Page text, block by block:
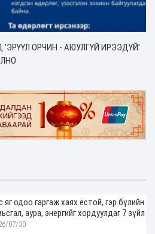
ОРЧИН - АЮУЛГҮЙ ИРЭЭДҮЙ'
яг одоо гаргаж хаях ёстой, гэр бүлийн
аура, энергийг хордуулдаг 7 зүйл
07/30